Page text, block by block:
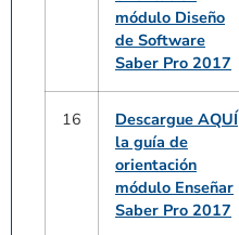
módulo Diseño
de Software
Saber Pro 2017
16
Descargue AQUÍ
la guía de
orientación
módulo Enseñar
Saber Pro 2017